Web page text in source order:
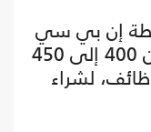
إن بي سي
الإخبارية: "إنهم ينفقون ما بين 400 إلى 450
لشراء